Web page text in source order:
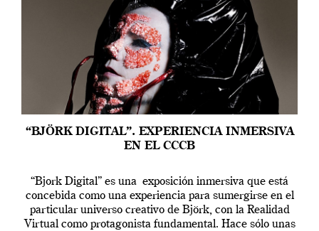
“BJÖRK DIGITAL”. EXPERIENCIA INMERSIVA
EN EL CCCB
“Bjork Digital” es una exposición inmersiva que está
concebida como una experiencia para sumergirse en el
particular universo creativo de Björk, con la Realidad
Virtual como protagonista fundamental. Hace sólo unas